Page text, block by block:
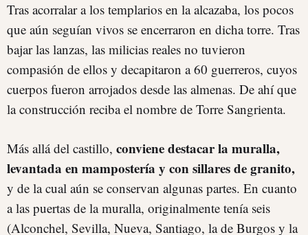
Tras acorralar a los templarios en la alcazaba, los pocos
que aún seguían vivos se encerraron en dicha torre. Tras
bajar las lanzas, las milicias reales no tuvieron
compasión de ellos y decapitaron a 60 guerreros, cuyos
cuerpos fueron arrojados desde las almenas. De ahí que
la construcción reciba el nombre de Torre Sangrienta.
Más allá del castillo, conviene destacar la muralla,
levantada en mampostería y con sillares de granito,
y de la cual aún se conservan algunas partes. En cuanto
a las puertas de la muralla, originalmente tenía seis
(Alconchel, Sevilla, Nueva, Santiago, la de Burgos y la